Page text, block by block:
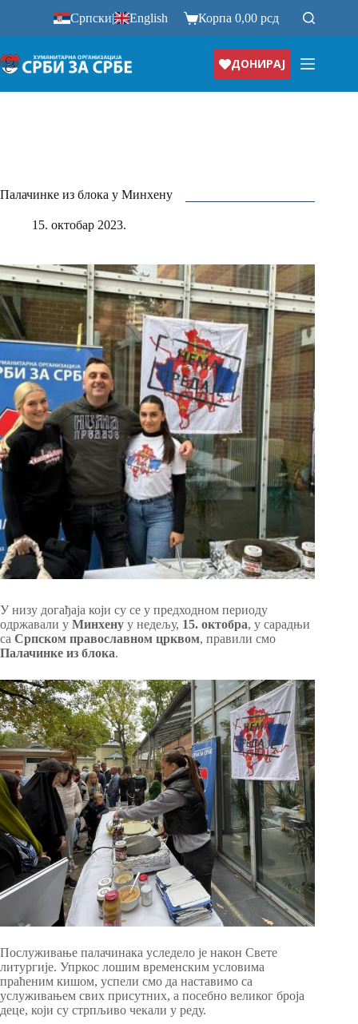
Српски| English Корпа0,00рсд
ДОНИРАЈ
Палачинке из блока у Минхену
15. октобар 2023.
У низу догађаја који су се у предходном периоду
одржавали у Минхену у недељу, 15. октобра, у сарадњи
са Српском православном црквом, правили смо
Палачинке из блока.
Послуживање палачинака уследело је након Свете
литургије. Упркос лошим временским условима
праћеним кишом, успели смо да наставимо са
услуживањем свих присутних, а посебно великог броја
деце, који су стрпљиво чекали у реду.